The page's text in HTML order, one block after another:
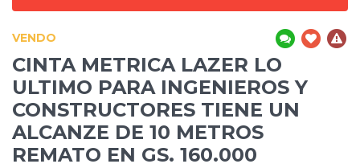
VENDO
CINTA METRICA LAZER LO
ULTIMO PARA INGENIEROS Y
CONSTRUCTORES TIENE UN
ALCANZE DE 10 METROS
REMATO EN GS. 160.000